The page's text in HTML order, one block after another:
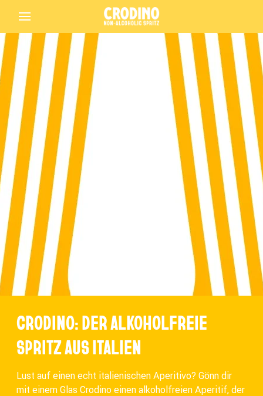
Back
Crodino
Crodino Rosso
CRODINO: DER ALKOHOLFREIE
SPRITZ AUS ITALIEN
Lust auf einen echt italienischen Aperitivo? Gönn dir
mit einem Glas Crodino einen alkoholfreien Aperitif, der